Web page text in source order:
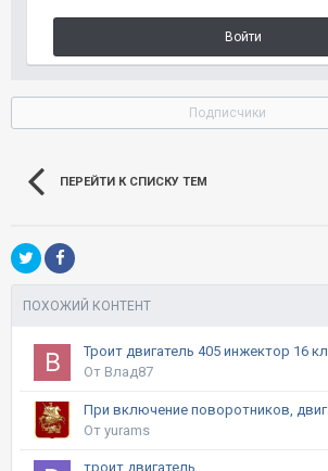
Войти
Подписчики
ПЕРЕЙТИ К СПИСКУ ТЕМ
ПОХОЖИЙ КОНТЕНТ
Троит двигатель 405 инжектор 16 кл
От Влад87
От yurams
троит двигатель